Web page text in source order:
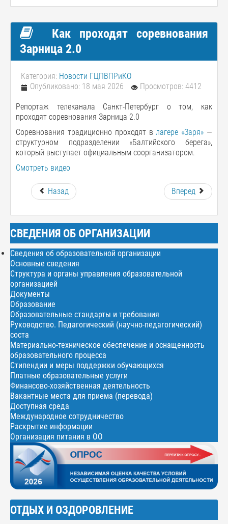
Как проходят соревнования
Зарница 2.0
Категория: Новости ГЦПВПРиКО
Опубликовано: 18 мая 2026
Просмотров: 4412
Репортаж телеканала Санкт-Петербург о том, как
проходят соревнования Зарница 2.0
Соревнования традиционно проходят влагере «Заря» —
структурном подразделении «Балтийского берега»,
который выступает официальным соорганизатором.
Смотреть видео
Назад Вперед
СВЕДЕНИЯ ОБ ОРГАНИЗАЦИИ
Сведения об образовательной организации
Основные сведения
Структура и органы управления образовательной
организацией
Документы
Образование
Образовательные стандарты и требования
Руководство. Педагогический (научно-педагогический)
соста
Материально-техническое обеспечение и оснащенность
образовательного процесса
Стипендии и меры поддержки обучающихся
Платные образовательные услуги
Финансово-хозяйственная деятельность
Вакантные места для приема (перевода)
Доступная среда
Международное сотрудничество
Раскрытие информации
Организация питания в ОО
ОТДЫХ И ОЗДОРОВЛЕНИЕ